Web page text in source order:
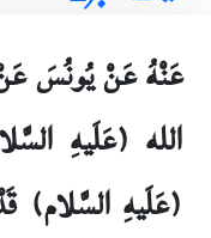
عَنْهُ عَنْ يُونُسَ
الله (عَلَيهِ
(عَلَيهِ